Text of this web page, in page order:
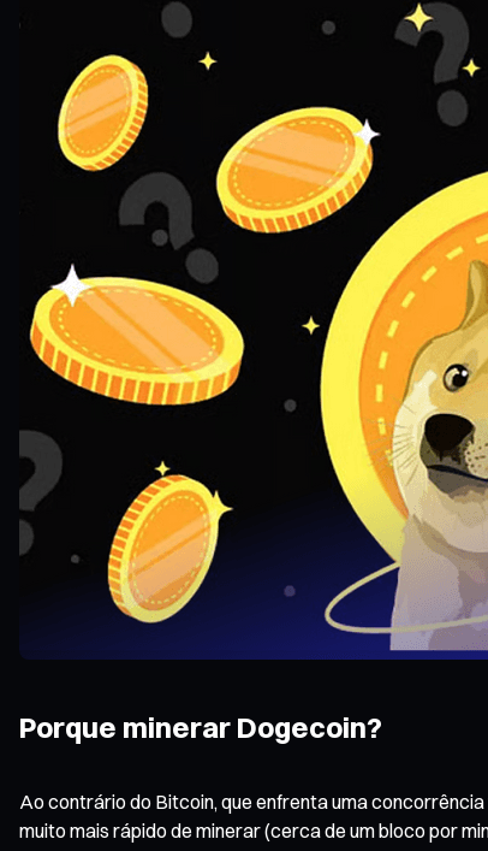
Porque minerar Dogecoin?
Ao contrário do Bitcoin, que enfrenta uma
muito mais rápido de minerar (cerca de um bloco por